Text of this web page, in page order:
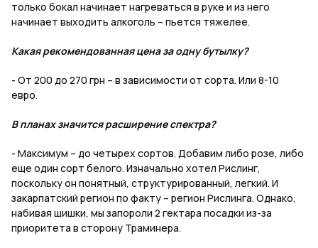
только бокал начинает нагреваться в руке и из него
начинает выходить алкоголь – пьется тяжелее.
Какая рекомендованная цена за одну бутылку?
- От 200 до 270 грн – в зависимости от сорта. Или 8-10
евро.
В планах значится расширение спектра?
- Максимум – до четырех сортов. Добавим либо розе, либо
еще один сорт белого. Изначально хотел Рислинг,
поскольку он понятный, структурированный, легкий. И
закарпатский регион по факту – регион Рислинга. Однако,
набивая шишки, мы запороли 2 гектара посадки из-за
приоритета в сторону Траминера.